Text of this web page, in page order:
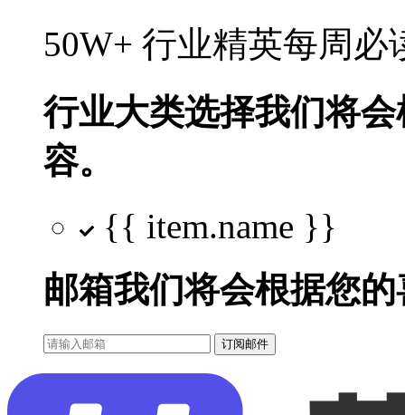
50W+ 行业精英每周
行业大类选择我们将
容。
{{ item.name }}
邮箱我们将会根据您
订阅邮件